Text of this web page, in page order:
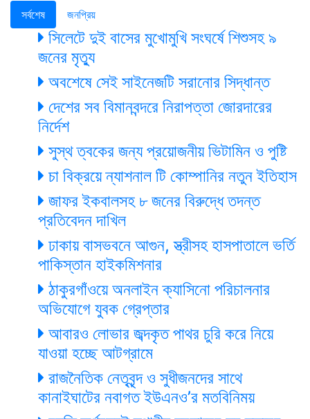
সর্বশেষ জনপ্রিয়
সিলেটে দুই বাসের মুখোমুখি সংঘর্ষে শিশুসহ ৯
জনের মৃত্যু
অবশেষে সেই সাইনেজটি সরানোর সিদ্ধান্ত
দেশের সব বিমানবন্দরে নিরাপত্তা জোরদারের
নির্দেশ
সুস্থ ত্বকের জন্য প্রয়োজনীয় ভিটামিন ও পুষ্টি
চা বিক্রয়ে ন্যাশনাল টি কোম্পানির নতুন ইতিহাস
জাফর ইকবালসহ ৮ জনের বিরুদ্ধে তদন্ত
প্রতিবেদন দাখিল
ঢাকায় বাসভবনে আগুন, স্ত্রীসহ হাসপাতালে ভর্তি
পাকিস্তান হাইকমিশনার
ঠাকুরগাঁওয়ে অনলাইন ক্যাসিনো পরিচালনার
অভিযোগে যুবক গ্রেপ্তার
আবারও লোভার জব্দকৃত পাথর চুরি করে নিয়ে
যাওয়া হচ্ছে আটগ্রামে
রাজনৈতিক নেতৃবৃন্দ ও সুধীজনদের সাথে
কানাইঘাটের নবাগত ইউএনও’র মতবিনিময়